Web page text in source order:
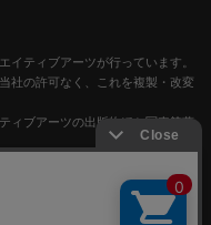
ティブアーツが行っています。
社の許可なく、これを複製・改変
ィブアーツの出版物ほか写真等著